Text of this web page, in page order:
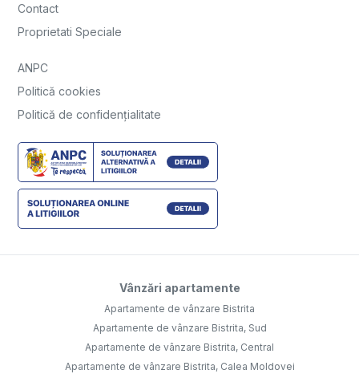
Contact
Proprietati Speciale
ANPC
Politică cookies
Politică de confidențialitate
Vânzări apartamente
Apartamente de vânzare Bistrita
Apartamente de vânzare Bistrita, Sud
Apartamente de vânzare Bistrita, Central
Apartamente de vânzare Bistrita, Calea Moldovei